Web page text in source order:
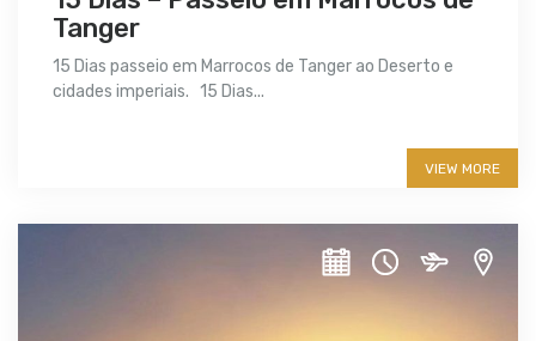
Tanger
15 Dias passeio em Marrocos de Tanger ao Deserto e
cidades imperiais. 15 Dias...
VIEW MORE